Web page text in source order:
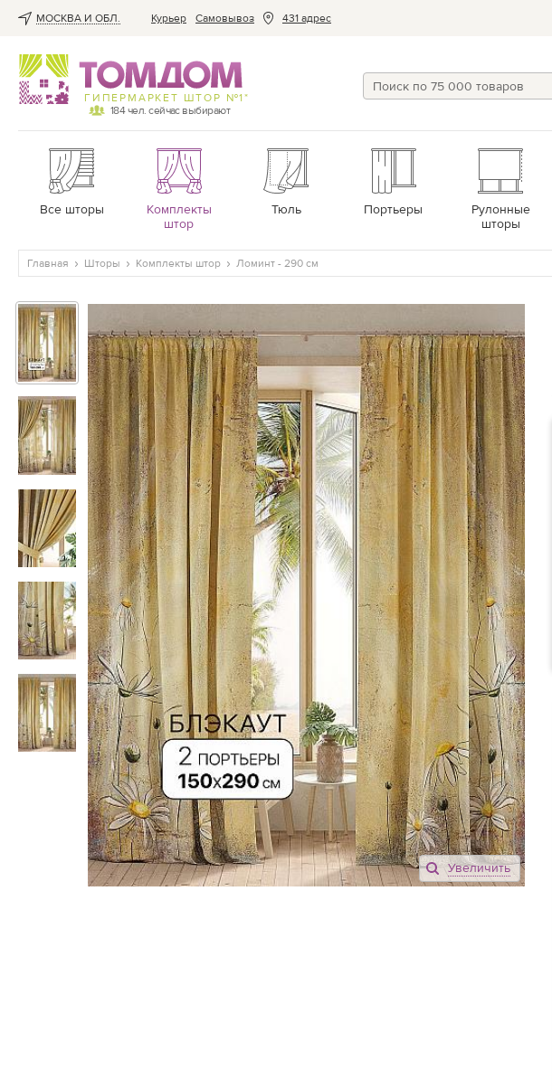
МОСКВА И ОБЛ. Курьер Cамовывоз 431 адрес
ГИПЕРМАРКЕТ ШТОР №1*
184чел. сейчас выбирают
Все шторы
Комплекты
штор
Тюль Портьеры
Рулонные
шторы
Главная Шторы Комплекты штор Ломинт - 290 см
Увеличить